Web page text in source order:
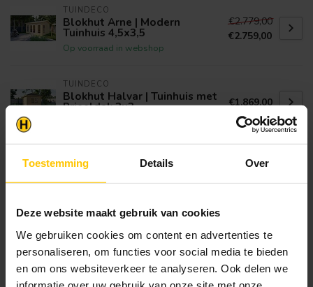
Toestemming Details Over
Deze website maakt gebruik van cookies
We gebruiken cookies om content en advertenties te
personaliseren, om functies voor social media te bieden
en om ons websiteverkeer te analyseren. Ook delen we
TUINDECO
Blokhut Arne | Modern
Tuinhuis 4,5x3,5
Op voorraad in webshop
€2.779,00
€2.759,00
TUINDECO
Blokhut Halvar | Tuinhuis met
Prieeldak 3x3 €1.869,00
TUINDECO
Blokhut Björn | Tuinhuis met
Luifel
TUINDECO
Tuinhuis 2,20x2,20
Op voorraad in webshop
€1.099,00